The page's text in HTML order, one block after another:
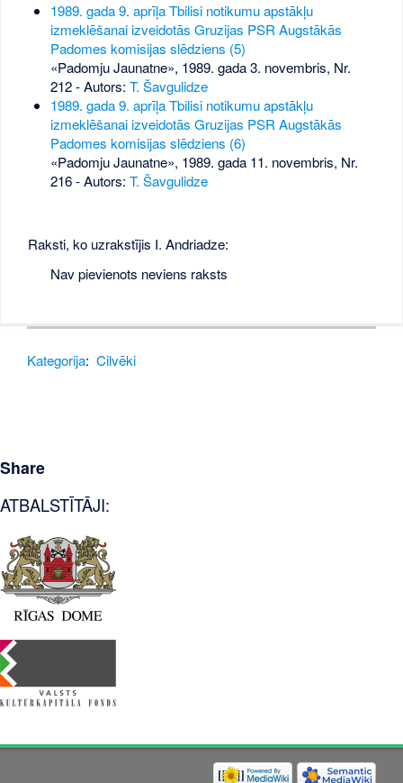
1989. gada 9. aprīļa Tbilisi notikumu apstākļu
izmeklēšanai izveidotās Gruzijas PSR Augstākās
Padomes komisijas slēdziens (5)
«Padomju Jaunatne», 1989. gada 3. novembris, Nr.
212- Autors: T. Šavgulidze
1989. gada 9. aprīļa Tbilisi notikumu apstākļu
izmeklēšanai izveidotās Gruzijas PSR Augstākās
Padomes komisijas slēdziens (6)
«Padomju Jaunatne», 1989. gada 11. novembris, Nr.
216- Autors: T. Šavgulidze
Raksti, ko uzrakstījis I. Andriadze:
Nav pievienots neviens raksts
Kategorija: Cilvēki
Share
ATBALSTĪTĀJI: